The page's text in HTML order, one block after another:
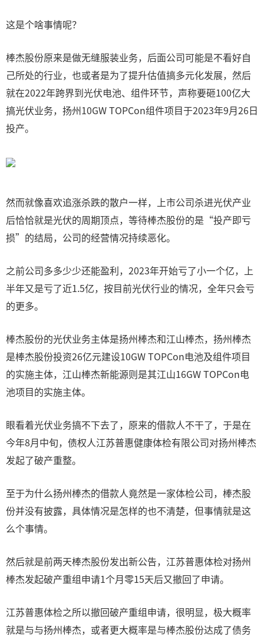
这是个啥事情呢？
棒杰股份原来是做无缝服装业务，后面公司可能是不看好自
己所处的行业，也或者是为了提升估值搞多元化发展，然后
就在2022年跨界到光伏电池、组件环节，声称要砸100亿大
搞光伏业务，扬州10GW TOPCon组件项目于2023年9月26日
投产。
然而就像喜欢追涨杀跌的散户一样，上市公司杀进光伏产业
后恰恰就是光伏的周期顶点，等待棒杰股份的是“投产即亏
损”的结局，公司的经营情况持续恶化。
之前公司多多少少还能盈利，2023年开始亏了小一个亿，上
半年又是亏了近1.5亿，按目前光伏行业的情况，全年只会亏
的更多。
棒杰股份的光伏业务主体是扬州棒杰和江山棒杰，扬州棒杰
是棒杰股份投资26亿元建设10GW TOPCon电池及组件项目
的实施主体，江山棒杰新能源则是其江山16GW TOPCon电
池项目的实施主体。
眼看着光伏业务搞不下去了，原来的借款人不干了，于是在
今年8月中旬，债权人江苏普惠健康体检有限公司对扬州棒杰
发起了破产重整。
至于为什么扬州棒杰的借款人竟然是一家体检公司，棒杰股
份并没有披露，具体情况是怎样的也不清楚，但事情就是这
么个事情。
然后就是前两天棒杰股份发出新公告，江苏普惠体检对扬州
棒杰发起破产重组申请1个月零15天后又撤回了申请。
江苏普惠体检之所以撤回破产重组申请，很明显，极大概率
就是与与扬州棒杰，或者更大概率是与棒杰股份达成了债务